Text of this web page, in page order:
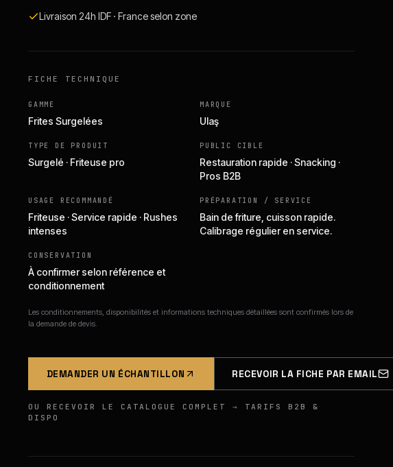
Livraison 24h IDF · France selon zone
FICHE TECHNIQUE
GAMME
Frites Surgelées
MARQUE
Ulaş
TYPE DE PRODUIT
Surgelé · Friteuse pro
PUBLIC CIBLE
Restauration rapide · Snacking ·
Pros B2B
USAGE RECOMMANDÉ
Friteuse · Service rapide · Rushes
intenses
PRÉPARATION / SERVICE
Bain de friture, cuisson rapide.
Calibrage régulier en service.
CONSERVATION
À confirmer selon référence et
conditionnement
Les conditionnements, disponibilités et informations techniques détaillées sont confirmés lors de
la demande de devis.
DEMANDER UN ÉCHANTILLON RECEVOIR LA FICHE PAR EMAIL
OU RECEVOIR LE CATALOGUE COMPLET → TARIFS B2B &
DISPO